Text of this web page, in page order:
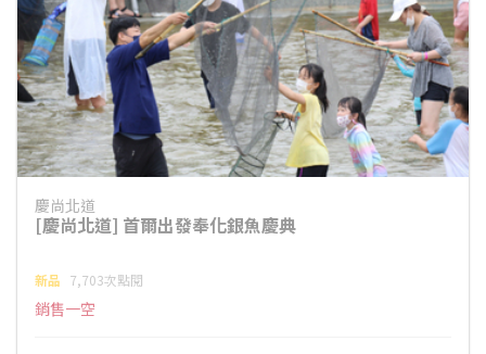
慶尚北道
[慶尚北道] 首爾出發奉化銀魚慶典
新品 7,703次點閱
銷售一空